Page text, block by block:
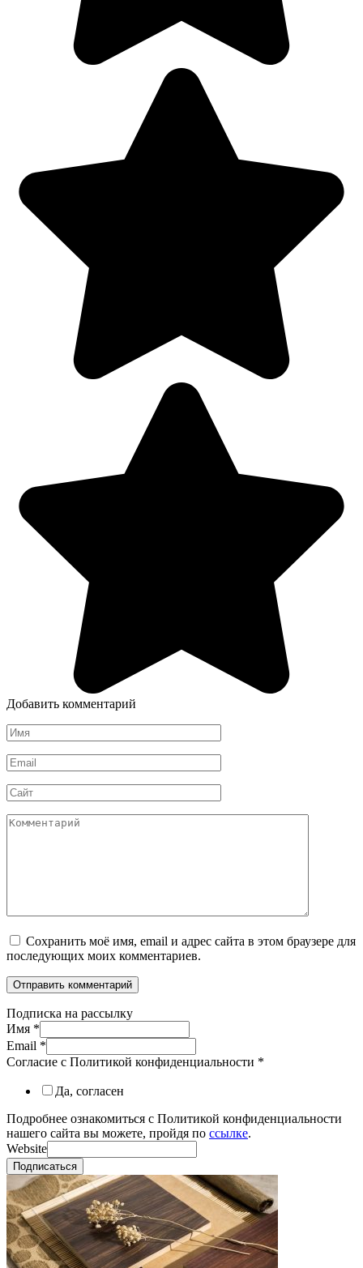
Добавить комментарий
Имя
*
Email
*
Сайт
Комментарий
Сохранить моё имя, email и адрес сайта в этом браузере для
последующих моих комментариев.
Подписка на рассылку
Имя *
Email *
Согласие с Политикой конфиденциальности *
Да, согласен
Подробнее ознакомиться с Политикой конфиденциальности
нашего сайта вы можете, пройдя по ссылке.
Website
Подписаться